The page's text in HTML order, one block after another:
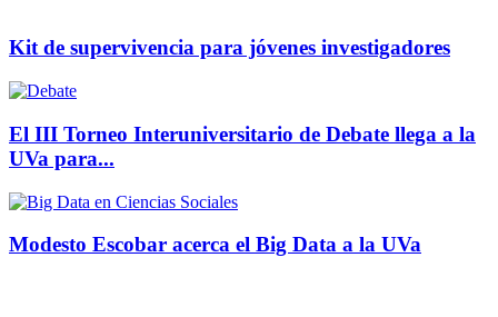
Kit de supervivencia para jóvenes investigadores
El III Torneo Interuniversitario de Debate llega a la
UVa para...
Modesto Escobar acerca el Big Data a la UVa